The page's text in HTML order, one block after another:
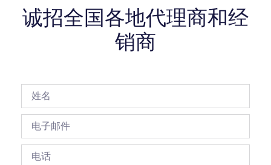
诚招全国各地代理商和经
销商